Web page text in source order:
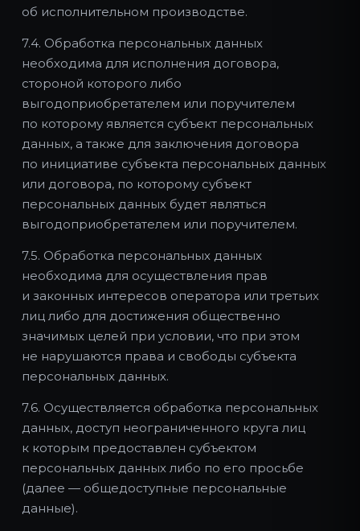
об исполнительном производстве.
7.4. Обработка персональных данных
необходима для исполнения договора,
стороной которого либо
выгодоприобретателем или поручителем
по которому является субъект персональных
данных, а также для заключения договора
по инициативе субъекта персональных данных
или договора, по которому субъект
персональных данных будет являться
выгодоприобретателем или поручителем.
7.5. Обработка персональных данных
необходима для осуществления прав
и законных интересов оператора или третьих
лиц либо для достижения общественно
значимых целей при условии, что при этом
не нарушаются права и свободы субъекта
персональных данных.
7.6. Осуществляется обработка персональных
данных, доступ неограниченного круга лиц
к которым предоставлен субъектом
персональных данных либо по его просьбе
(далее — общедоступные персональные
данные).